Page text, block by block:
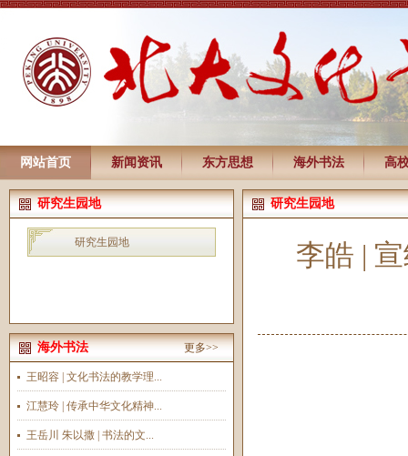
网站首页 新闻资讯 东方思想 海外书法 高
研究生园地
研究生园地
海外书法 更多>>
王昭容 | 文化书法的教学理...
江慧玲 | 传承中华文化精神...
王岳川 朱以撒 | 书法的文...
研究生园地
李皓 |